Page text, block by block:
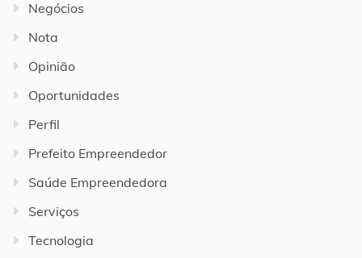
Negócios
Nota
Opinião
Oportunidades
Perfil
Prefeito Empreendedor
Saúde Empreendedora
Serviços
Tecnologia